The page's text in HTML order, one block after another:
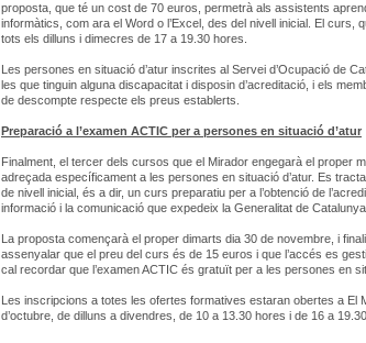
proposta, que té un cost de 70 euros, permetrà als assistents
informàtics, com ara el Word o l’Excel, des del nivell inicial. El curs,
tots els dilluns i dimecres de 17 a 19.30 hores.
Les persones en situació d’atur inscrites al Servei d’Ocupació de
les que tinguin alguna discapacitat i disposin d’acreditació, i els
de descompte respecte els preus establerts.
Preparació a l’examen ACTIC per a persones en situació d’atur
Finalment, el tercer dels cursos que el Mirador engegarà el proper
adreçada específicament a les persones en situació d’atur. Es
de nivell inicial, és a dir, un curs preparatiu per a l’obtenció de
informació i la comunicació que expedeix la Generalitat de Catalunya.
La proposta començarà el proper dimarts dia 30 de novembre, i
assenyalar que el preu del curs és de 15 euros i que l’accés es
cal recordar que l’examen ACTIC és gratuït per a les persones en
Les inscripcions a totes les ofertes formatives estaran obertes a El
d’octubre, de dilluns a divendres, de 10 a 13.30 hores i de 16 a